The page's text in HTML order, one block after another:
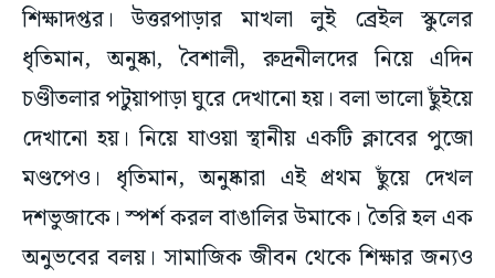
শিক্ষাদপ্তর। উত্তরপাড়ার মাখলা লুই ব্রেইল স্কুলের
ধৃতিমান, অনুষ্কা, বৈশালী, রুদ্রনীলদের নিয়ে এদিন
চণ্ডীতলার পটুয়াপাড়া ঘুরে দেখানো হয়। বলা ভালো ছুঁইয়ে
দেখানো হয়। নিয়ে যাওয়া স্থানীয় একটি ক্লাবের পুজো
মণ্ডপেও। ধৃতিমান, অনুষ্কারা এই প্রথম ছুঁয়ে দেখল
দশভুজাকে। স্পর্শ করল বাঙালির উমাকে। তৈরি হল এক
অনুভবের বলয়। সামাজিক জীবন থেকে শিক্ষার জন্যও